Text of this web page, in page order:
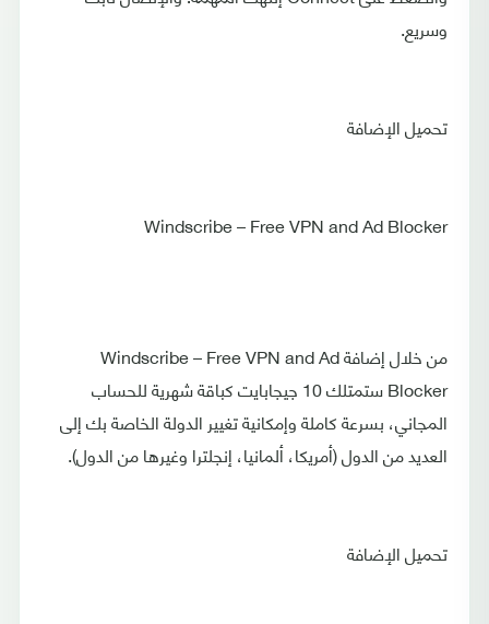
وسريع.
تحميل الإضافة
Windscribe – Free VPN and Ad Blocker
من خلال إضافة Windscribe – Free VPN and Ad
Blocker ستمتلك 10 جيجابايت كباقة شهرية للحساب
المجاني، بسرعة كاملة وإمكانية تغيير الدولة الخاصة بك إلى
العديد من الدول (أمريكا، ألمانيا، إنجلترا وغيرها من الدول).
تحميل الإضافة